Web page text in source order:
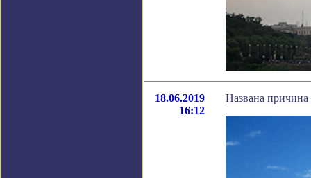
18.06.2019
16:12
Названа причина